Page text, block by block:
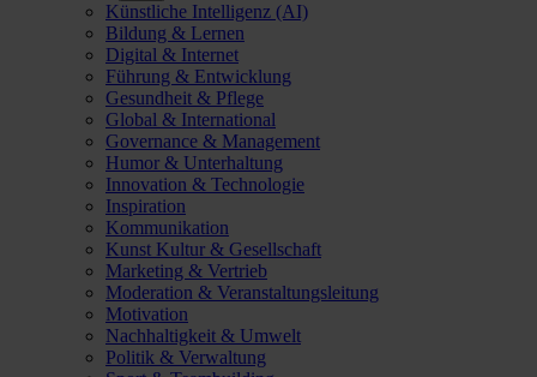
Künstliche Intelligenz (AI)
Bildung & Lernen
Digital & Internet
Führung & Entwicklung
Gesundheit & Pflege
Global & International
Governance & Management
Humor & Unterhaltung
Innovation & Technologie
Inspiration
Kommunikation
Kunst Kultur & Gesellschaft
Marketing & Vertrieb
Moderation & Veranstaltungsleitung
Motivation
Nachhaltigkeit & Umwelt
Politik & Verwaltung